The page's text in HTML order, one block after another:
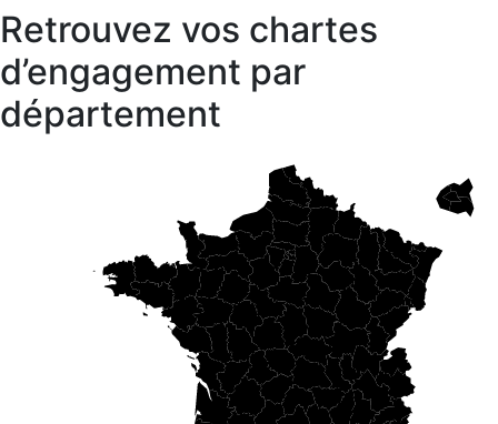
Retrouvez vos chartes
d’engagement par
département